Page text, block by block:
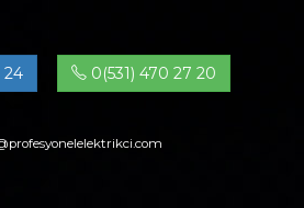
24 0(531) 470 27 20